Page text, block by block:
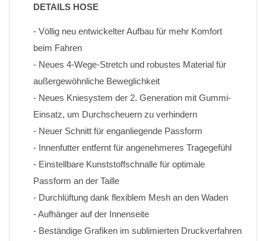
DETAILS HOSE
- Völlig neu entwickelter Aufbau für mehr Komfort
beim Fahren
- Neues 4-Wege-Stretch und robustes Material für
außergewöhnliche Beweglichkeit
- Neues Kniesystem der 2. Generation mit Gummi-
Einsatz, um Durchscheuern zu verhindern
- Neuer Schnitt für enganliegende Passform
- Innenfutter entfernt für angenehmeres Tragegefühl
- Einstellbare Kunststoffschnalle für optimale
Passform an der Taille
- Durchlüftung dank flexiblem Mesh an den Waden
- Aufhänger auf der Innenseite